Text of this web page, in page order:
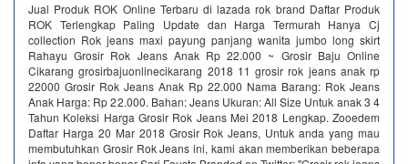
Jual Produk ROK Online Terbaru di lazada rok brand Daftar Produk
ROK Terlengkap Paling Update dan Harga Termurah Hanya Cj
collection Rok jeans maxi payung panjang wanita jumbo long skirt
Rahayu Grosir Rok Jeans Anak Rp 22.000 ~ Grosir Baju Online
Cikarang grosirbajuonlinecikarang 2018 11 grosir rok jeans anak rp
22000 Grosir Rok Jeans Anak Rp 22.000 Nama Barang: Rok Jeans
Anak Harga: Rp 22.000. Bahan: Jeans Ukuran: All Size Untuk anak 3 4
Tahun Koleksi Harga Grosir Rok Jeans Mei 2018 Lengkap. Zooedem
Daftar Harga 20 Mar 2018 Grosir Rok Jeans, Untuk anda yang mau
membutuhkan Grosir Rok Jeans ini, kami akan memberikan beberapa